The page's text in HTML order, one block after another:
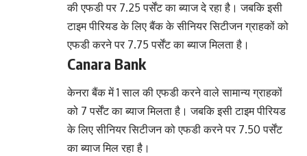
की एफडी पर 7.25 पर्सेंट का ब्याज दे रहा है। जबकि इसी
टाइम पीरियड के लिए बैंक के सीनियर सिटीजन ग्राहकों को
एफडी करने पर 7.75 पर्सेंट का ब्याज मिलता है।
Canara Bank
केनरा बैंक में 1 साल की एफडी करने वाले सामान्य ग्राहकों
को 7 पर्सेंट का ब्याज मिलता है। जबकि इसी टाइम पीरियड
के लिए सीनियर सिटीजन को एफडी करने पर 7.50 पर्सेंट
का ब्याज मिल रहा है।